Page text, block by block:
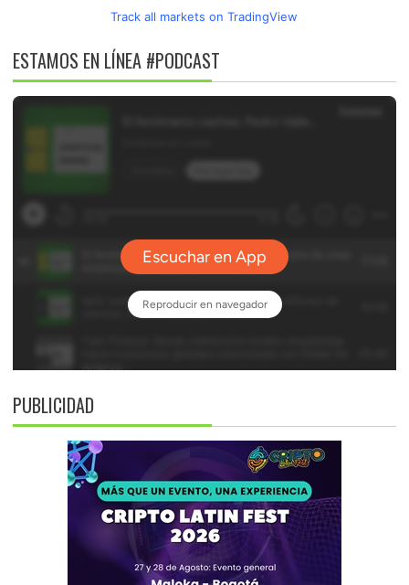
Track all markets on TradingView
ESTAMOS EN LÍNEA #PODCAST
PUBLICIDAD